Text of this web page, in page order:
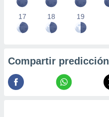
17 18 19
Compartir predicción